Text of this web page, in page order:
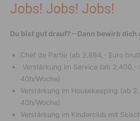
Jobs! Jobs! Jobs!
Du bist gut drauf? – Dann bewirb dich
Chef de Partie (ab 2.884,- Euro
Verstärkung im Service (ab 2.400,-
40h/Woche)
Verstärkung im Housekeeping (ab
40h/Woche)
Verstärkung im Kinderclub mit